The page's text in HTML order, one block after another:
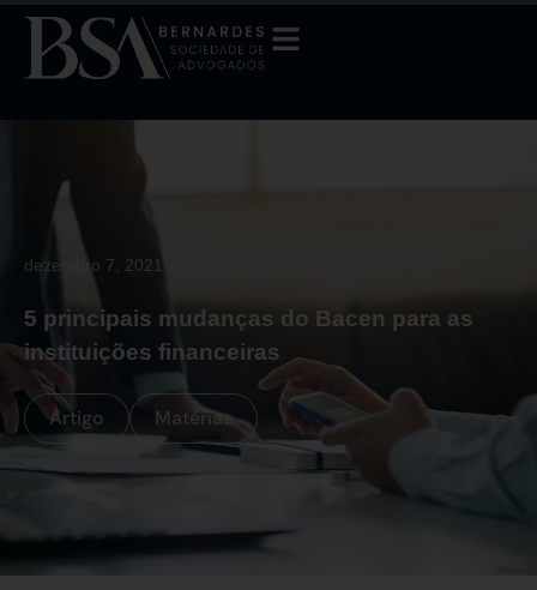
dezembro 7, 2021
5 principais mudanças do Bacen para as
instituições financeiras
Artigo Matérias